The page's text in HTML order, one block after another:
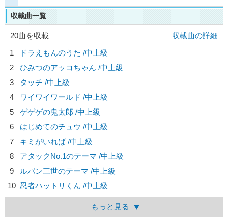
収載曲一覧
20曲を収載
収載曲の詳細
1
ドラえもんのうた /中上級
2
ひみつのアッコちゃん /中上級
3
タッチ /中上級
4
ワイワイワールド /中上級
5
ゲゲゲの鬼太郎 /中上級
6
はじめてのチュウ /中上級
7
キミがいれば /中上級
8
アタックNo.1のテーマ /中上級
9
ルパン三世のテーマ /中上級
10 忍者ハットリくん /中上級
もっと見る